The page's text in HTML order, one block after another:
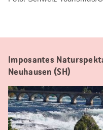
Imposantes
Neuhausen (SH)